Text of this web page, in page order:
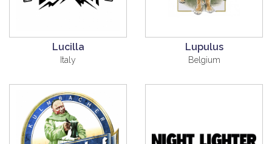
Lucilla
Italy
Lupulus
Belgium